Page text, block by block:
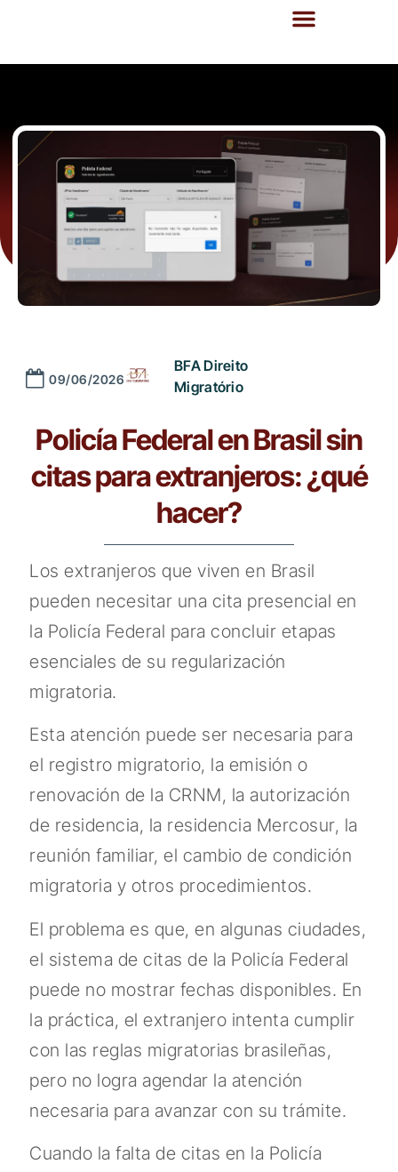
09/06/2026
BFA Direito
Migratório
Policía Federal en Brasil sin
citas para extranjeros: ¿qué
hacer?
Los extranjeros que viven en Brasil
pueden necesitar una cita presencial en
la Policía Federal para concluir etapas
esenciales de su regularización
migratoria.
Esta atención puede ser necesaria para
el registro migratorio, la emisión o
renovación de la CRNM, la autorización
de residencia, la residencia Mercosur, la
reunión familiar, el cambio de condición
migratoria y otros procedimientos.
El problema es que, en algunas ciudades,
el sistema de citas de la Policía Federal
puede no mostrar fechas disponibles. En
la práctica, el extranjero intenta cumplir
con las reglas migratorias brasileñas,
pero no logra agendar la atención
necesaria para avanzar con su trámite.
Cuando la falta de citas en la Policía